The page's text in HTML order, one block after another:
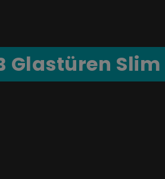
Glastüren Slim